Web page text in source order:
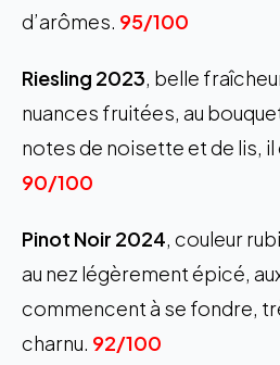
d’arômes. 95/100
Riesling 2023 , belle
nuances fruitées, au
notes de noisette et de lis, il
90/100
Pinot Noir 2024 , couleur
au nez légèrement épicé,
commencent à se fondre,
charnu. 92/100